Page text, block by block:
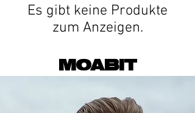
Es gibt keine Produkte
zum Anzeigen.
MOABIT